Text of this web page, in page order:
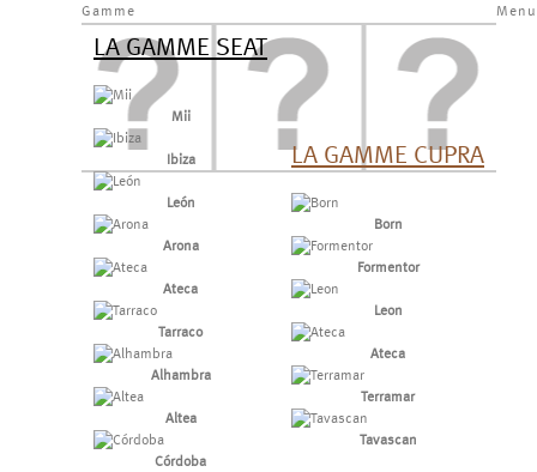
Menu
Gamme
LA GAMME SEAT
Mii
Ibiza
León
Arona
Ateca
Tarraco
Alhambra
Altea
Córdoba
LA GAMME CUPRA
Born
Formentor
Leon
Ateca
Terramar
Tavascan